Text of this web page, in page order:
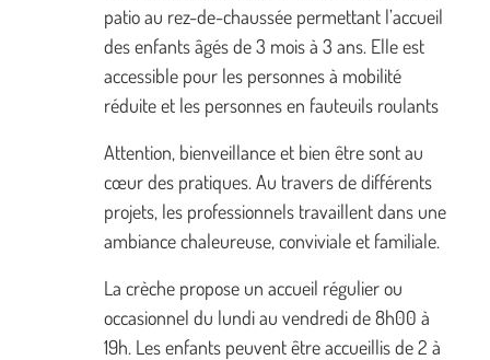
patio au rez-de-chaussée permettant l’accueil
des enfants âgés de 3 mois à 3 ans. Elle est
accessible pour les personnes à mobilité
réduite et les personnes en fauteuils roulants
Attention, bienveillance et bien être sont au
cœur des pratiques. Au travers de différents
projets, les professionnels travaillent dans une
ambiance chaleureuse, conviviale et familiale.
La crèche propose un accueil régulier ou
occasionnel du lundi au vendredi de 8h00 à
19h. Les enfants peuvent être accueillis de 2 à